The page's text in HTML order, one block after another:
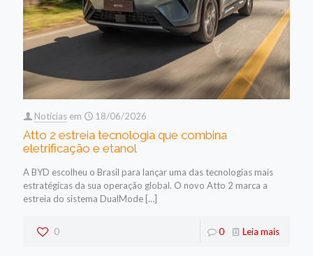
Noticias em 18/06/2026
Atto 2 estreia tecnologia que combina
eletrificação e etanol
A BYD escolheu o Brasil para lançar uma das tecnologias mais
estratégicas da sua operação global. O novo Atto 2 marca a
estreia do sistema DualMode […]
0 0 Leia mais